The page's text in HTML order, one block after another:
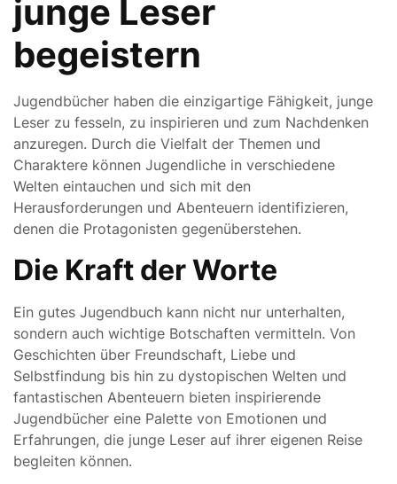
junge Leser
begeistern
Jugendbücher haben die einzigartige Fähigkeit, junge
Leser zu fesseln, zu inspirieren und zum Nachdenken
anzuregen. Durch die Vielfalt der Themen und
Charaktere können Jugendliche in verschiedene
Welten eintauchen und sich mit den
Herausforderungen und Abenteuern identifizieren,
denen die Protagonisten gegenüberstehen.
Die Kraft der Worte
Ein gutes Jugendbuch kann nicht nur unterhalten,
sondern auch wichtige Botschaften vermitteln. Von
Geschichten über Freundschaft, Liebe und
Selbstfindung bis hin zu dystopischen Welten und
fantastischen Abenteuern bieten inspirierende
Jugendbücher eine Palette von Emotionen und
Erfahrungen, die junge Leser auf ihrer eigenen Reise
begleiten können.